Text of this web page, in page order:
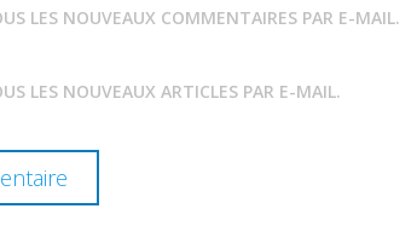
LES NOUVEAUX COMMENTAIRES PAR E-MAIL.
LES NOUVEAUX ARTICLES PAR E-MAIL.